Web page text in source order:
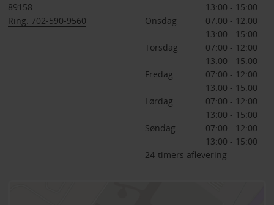
89158
Ring: 702-590-9560
13:00 - 15:00
Onsdag
07:00 - 12:00
13:00 - 15:00
Torsdag
07:00 - 12:00
13:00 - 15:00
Fredag
07:00 - 12:00
13:00 - 15:00
Lørdag
07:00 - 12:00
13:00 - 15:00
Søndag
07:00 - 12:00
13:00 - 15:00
24-timers aflevering